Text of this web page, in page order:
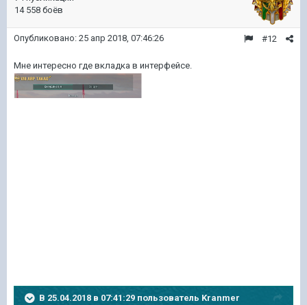
14 558 боёв
#12
Опубликовано: 25 апр 2018, 07:46:26
Мне интересно где вкладка в интерфейсе.
В 25.04.2018 в 07:41:29 пользователь Kranmer